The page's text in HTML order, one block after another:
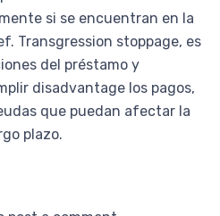
si se encuentran en la
Transgression stoppage, es
del préstamo y
disadvantage los pagos,
que puedan afectar la
plazo.